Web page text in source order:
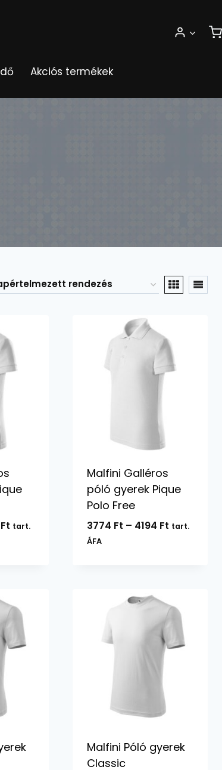
Akciós termékek
Ft Ártartomány:
tart.
Malfini Galléros
póló gyerek Pique
Polo Free
3774 Ft – 4194 Ft tart.
ÁFA
Malfini Póló gyerek
Classic